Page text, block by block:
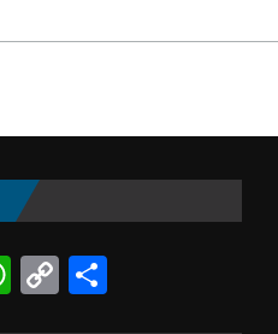
WhatsApp
Copy